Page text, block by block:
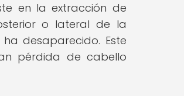
en la extracción de
o lateral de la
desaparecido. Este
pérdida de cabello